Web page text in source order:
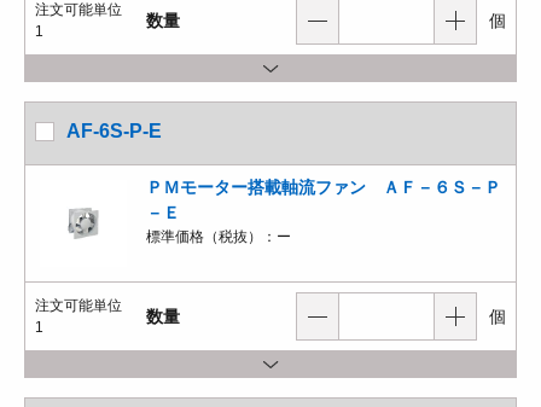
注文可能単位
1
数量 個
AF-6S-P-E
ＰＭモーター搭載軸流ファン ＡＦ－６Ｓ－Ｐ
－Ｅ
標準価格（税抜）： ー
注文可能単位
1
数量 個